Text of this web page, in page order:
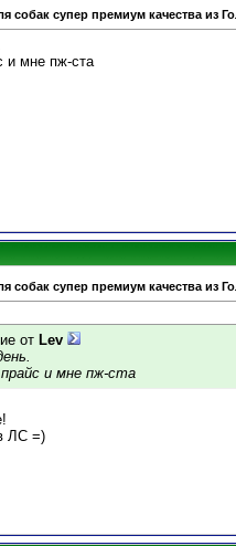
собак супер премиум качества из
и мне пж-ста
собак супер премиум качества из
от Lev
и мне пж-ста
ЛС =)